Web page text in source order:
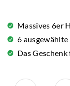
Massives 6er
6
Das